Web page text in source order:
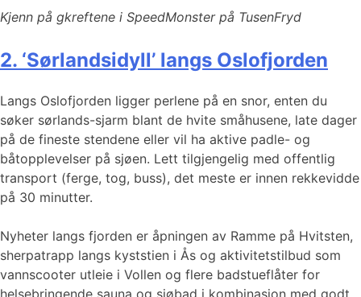
Kjenn på gkreftene i SpeedMonster på TusenFryd
2. ‘Sørlandsidyll’ langs Oslofjorden
Langs Oslofjorden ligger perlene på en snor, enten du
søker sørlands-sjarm blant de hvite småhusene, late dager
på de fineste stendene eller vil ha aktive padle- og
båtopplevelser på sjøen. Lett tilgjengelig med offentlig
transport (ferge, tog, buss), det meste er innen rekkevidde
på 30 minutter.
Nyheter langs fjorden er åpningen av Ramme på Hvitsten,
sherpatrapp langs kyststien i Ås og aktivitetstilbud som
vannscooter utleie i Vollen og flere badstueflåter for
helsebringende sauna og sjøbad i kombinasjon med godt